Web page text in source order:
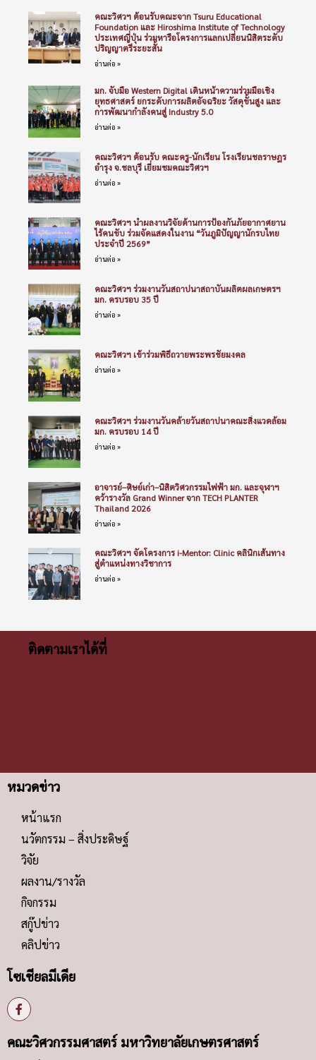
คณะวิศวฯ ต้อนรับคณะจาก Tsuru Educational
Foundation และ Hiroshima Institute of Technology
ประเทศญี่ปุ่น ร่วมหารือโครงการแลกเปลี่ยนนิสิตระดับ
ปริญญาตรีระยะสั้น
อ่านต่อ »
มก. จับมือ Western Digital เดินหน้าความร่วมมือเชิง
ยุทธศาสตร์ ยกระดับการผลิตอัจฉริยะ วัสดุขั้นสูง และ
การพัฒนากำลังคนสู่ Industry 5.0
อ่านต่อ »
คณะวิศวฯ ต้อนรับ คณะครู-นักเรียน โรงเรียนชลราษฎร
อำรุง จ.ชลบุรี เยี่ยมชมคณะวิศวฯ
อ่านต่อ »
คณะวิศวฯ นำผลงานวิจัยด้านการป้องกันภัยอากาศยาน
ไร้คนขับ ร่วมจัดแสดงในงาน “วันภูมิปัญญานักรบไทย
ประจำปี 2569”
อ่านต่อ »
คณะวิศวฯ ร่วมงานวันสถาปนาสถาบันผลิตผลเกษตรฯ
มก. ครบรอบ 35 ปี
อ่านต่อ »
คณะวิศวฯ เข้าร่วมพิธีถวายพระพรชัยมงคล
อ่านต่อ »
คณะวิศวฯ ร่วมงานวันคล้ายวันสถาปนาคณะสิ่งแวดล้อม
มก. ครบรอบ 14 ปี
อ่านต่อ »
อาจารย์–ศิษย์เก่า–นิสิตวิศวกรรมไฟฟ้า มก. และจุฬาฯ
คว้ารางวัล Grand Winner จาก TECH PLANTER
Thailand 2026
อ่านต่อ »
คณะวิศวฯ จัดโครงการ i-Mentor: Clinic คลินิกเส้นทาง
สู่ตำแหน่งทางวิชาการ
อ่านต่อ »
ติดตามเราได้ที่
หมวดข่าว
หน้าแรก
นวัตกรรม – สิ่งประดิษฐ์
วิจัย
ผลงาน/รางวัล
กิจกรรม
สกู๊ปข่าว
คลิปข่าว
โซเชียลมีเดีย
คณะวิศวกรรมศาสตร์ มหาวิทยาลัยเกษตรศาสตร์